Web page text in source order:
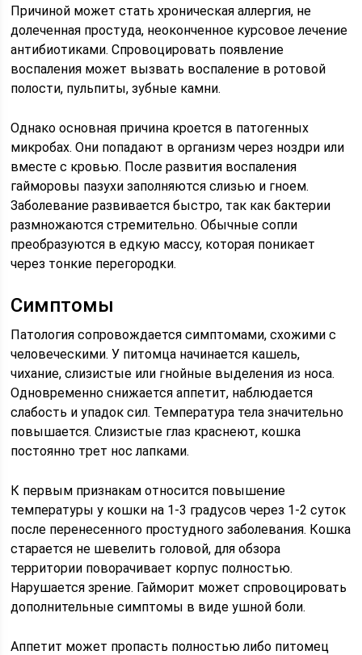
Причиной может стать хроническая аллергия, не
долеченная простуда, неоконченное курсовое лечение
антибиотиками. Спровоцировать появление
воспаления может вызвать воспаление в ротовой
полости, пульпиты, зубные камни.
Однако основная причина кроется в патогенных
микробах. Они попадают в организм через ноздри или
вместе с кровью. После развития воспаления
гайморовы пазухи заполняются слизью и гноем.
Заболевание развивается быстро, так как бактерии
размножаются стремительно. Обычные сопли
преобразуются в едкую массу, которая поникает
через тонкие перегородки.
Симптомы
Патология сопровождается симптомами, схожими с
человеческими. У питомца начинается кашель,
чихание, слизистые или гнойные выделения из носа.
Одновременно снижается аппетит, наблюдается
слабость и упадок сил. Температура тела значительно
повышается. Слизистые глаз краснеют, кошка
постоянно трет нос лапками.
К первым признакам относится повышение
температуры у кошки на 1-3 градусов через 1-2 суток
после перенесенного простудного заболевания. Кошка
старается не шевелить головой, для обзора
территории поворачивает корпус полностью.
Нарушается зрение. Гайморит может спровоцировать
дополнительные симптомы в виде ушной боли.
Аппетит может пропасть полностью либо питомец